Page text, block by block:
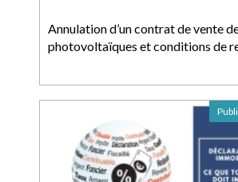
Annulation d’un contrat de vente
photovoltaïques et conditions de